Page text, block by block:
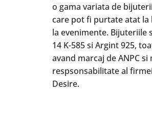
o gama variata de
care pot fi purtate atat la
la evenimente. Bijuteriile
14 K-585 si Argint 925,
avand marcaj de ANPC
respsonsabilitate al
Desire.